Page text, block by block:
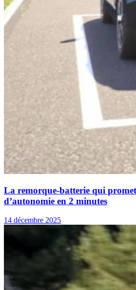
La remorque-batterie qui
d’autonomie en 2 minutes
14 décembre 2025